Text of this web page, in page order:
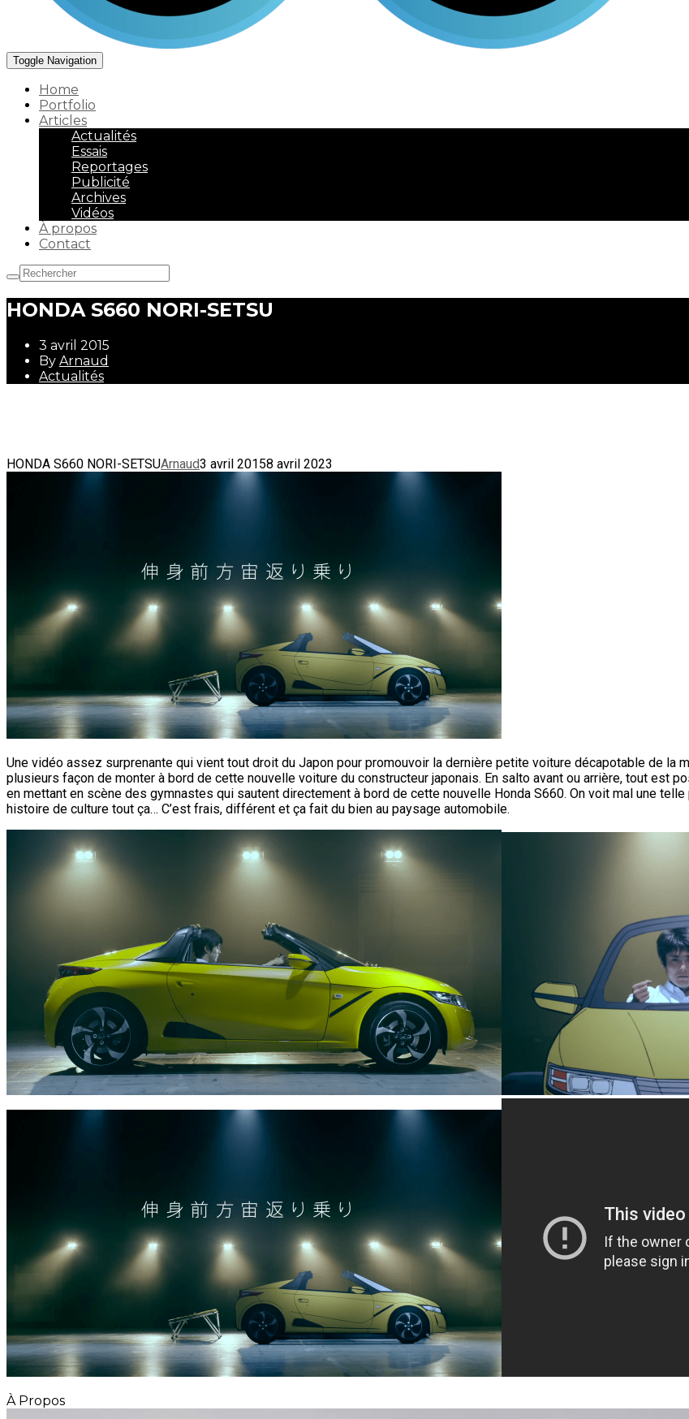
Toggle Navigation
Home
Portfolio
Articles
Actualités
Essais
Reportages
Publicité
Archives
Vidéos
À propos
Contact
HONDA S660 NORI-SETSU
3 avril 2015
By Arnaud
Actualités
HONDA S660 NORI-SETSUArnaud3 avril 20158 avril 2023
Une vidéo assez surprenante qui vient tout droit du Japon pour promouvoir la dernière petite voiture décapotable de la
plusieurs façon de monter à bord de cette nouvelle voiture du constructeur japonais. En salto avant ou arrière, tout est
en mettant en scène des gymnastes qui sautent directement à bord de cette nouvelle Honda S660. On voit mal une
histoire de culture tout ça… C’est frais, différent et ça fait du bien au paysage automobile.
À Propos